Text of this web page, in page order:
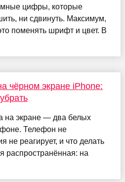
цифры, которые
ни сдвинуть. Максимум,
поменять шрифт и цвет. В
чёрном экране iPhone:
на экране — два белых
Телефон не
не реагирует, и что делать
распространённая: на